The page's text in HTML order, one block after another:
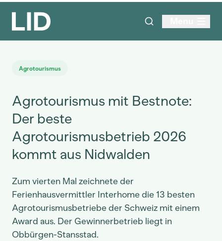
Agrotourismus
Agrotourismus mit Bestnote:
Der beste
Agrotourismusbetrieb 2026
kommt aus Nidwalden
Zum vierten Mal zeichnete der
Ferienhausvermittler Interhome die 13 besten
Agrotourismusbetriebe der Schweiz mit einem
Award aus. Der Gewinnerbetrieb liegt in
Obbürgen-Stansstad.